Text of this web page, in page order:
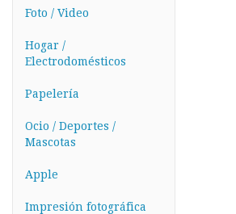
Foto / Video
Hogar /
Electrodomésticos
Papelería
Ocio / Deportes /
Mascotas
Apple
Impresión fotográfica